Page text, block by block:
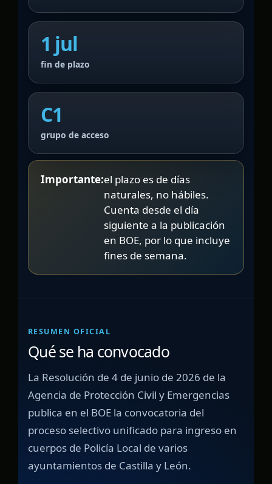
1 jul
fin de plazo
C1
grupo de acceso
Importante:el plazo es de días
naturales, no hábiles.
Cuenta desde el día
siguiente a la publicación
en BOE, por lo que incluye
fines de semana.
RESUMEN OFICIAL
Qué se ha convocado
La Resolución de 4 de junio de 2026 de la
Agencia de Protección Civil y Emergencias
publica en el BOE la convocatoria del
proceso selectivo unificado para ingreso en
cuerpos de Policía Local de varios
ayuntamientos de Castilla y León.